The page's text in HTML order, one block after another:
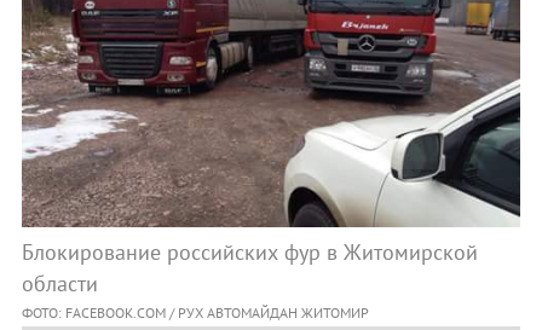
Блокирование российских фур в Житомирской
области
ФОТО: FACEBOOK.COM / РУХ АВТОМАЙДАН ЖИТОМИР